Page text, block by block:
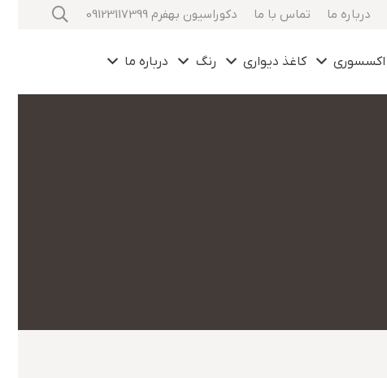
درباره ما تماس با ما دکوراسیون بهفرم 09123117399
اکسسوری کاغذ دیواری رنگ درباره ما